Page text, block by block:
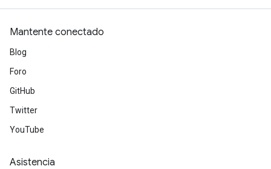
Mantente conectado
Blog
Foro
GitHub
Twitter
YouTube
Asistencia